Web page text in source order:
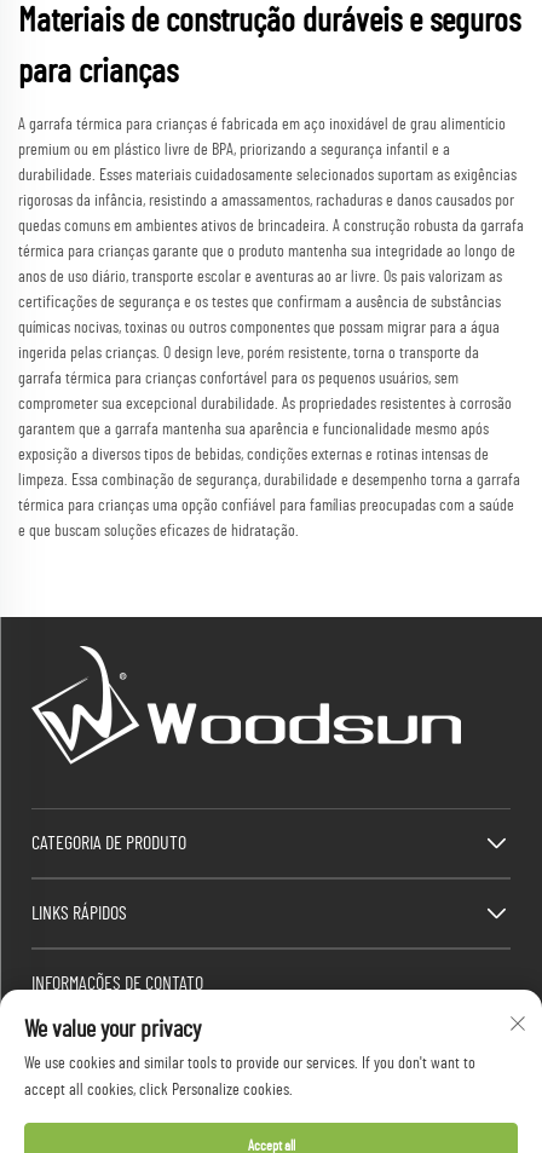
Materiais de construção duráveis e seguros
para crianças
A garrafa térmica para crianças é fabricada em aço inoxidável de grau alimentício
premium ou em plástico livre de BPA, priorizando a segurança infantil e a
durabilidade. Esses materiais cuidadosamente selecionados suportam as exigências
rigorosas da infância, resistindo a amassamentos, rachaduras e danos causados por
quedas comuns em ambientes ativos de brincadeira. A construção robusta da garrafa
térmica para crianças garante que o produto mantenha sua integridade ao longo de
anos de uso diário, transporte escolar e aventuras ao ar livre. Os pais valorizam as
certificações de segurança e os testes que confirmam a ausência de substâncias
químicas nocivas, toxinas ou outros componentes que possam migrar para a água
ingerida pelas crianças. O design leve, porém resistente, torna o transporte da
garrafa térmica para crianças confortável para os pequenos usuários, sem
comprometer sua excepcional durabilidade. As propriedades resistentes à corrosão
garantem que a garrafa mantenha sua aparência e funcionalidade mesmo após
exposição a diversos tipos de bebidas, condições externas e rotinas intensas de
limpeza. Essa combinação de segurança, durabilidade e desempenho torna a garrafa
térmica para crianças uma opção confiável para famílias preocupadas com a saúde
e que buscam soluções eficazes de hidratação.
CATEGORIA DE PRODUTO
LINKS RÁPIDOS
INFORMAÇÕES DE CONTATO
Factory/Office add : Zona Industrial Dawang, Heshan Town (ao sul da Estrada Nacional da
E-mail: [email protected]
Tel.: +86-13376626036
We value your privacy
We use cookies and similar tools to provide our services. If you don't want to
accept all cookies, click Personalize cookies.
Accept all